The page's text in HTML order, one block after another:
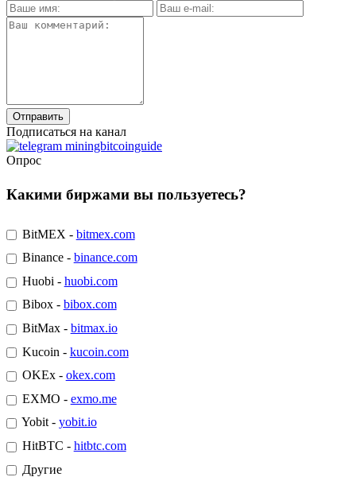
Подписаться на канал
Опрос
Какими биржами вы пользуетесь?
BitMEX - bitmex.com
Binance - binance.com
Huobi - huobi.com
Bibox - bibox.com
BitMax - bitmax.io
Kucoin - kucoin.com
OKEx - okex.com
EXMO - exmo.me
Yobit - yobit.io
HitBTC - hitbtc.com
Другие